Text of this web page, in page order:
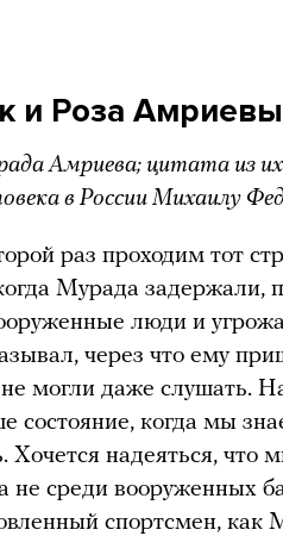
и Роза Амриевы
Амриева; цитата из их
в России Михаилу
раз проходим тот
Мурада задержали,
люди и
через что ему
могли даже слушать.
состояние, когда мы
Хочется надеяться,
а не среди вооруженных
спортсмен,